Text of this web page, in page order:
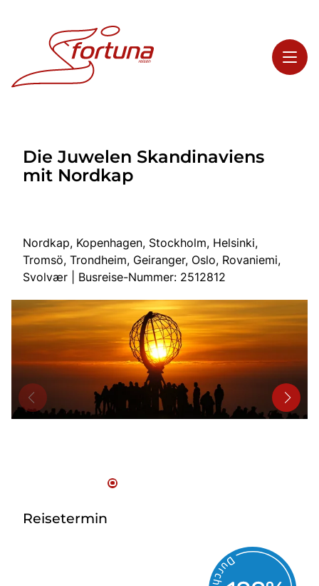
Highlights
Service
Start
Busreisen
Bus mieten
Reisebüro
Newsletter
Kontakt
Die Juwelen Skandinaviens
mit Nordkap
Nordkap, Kopenhagen, Stockholm, Helsinki,
Tromsö, Trondheim, Geiranger, Oslo, Rovaniemi,
Svolvær | Busreise-Nummer: 2512812
Reisetermin